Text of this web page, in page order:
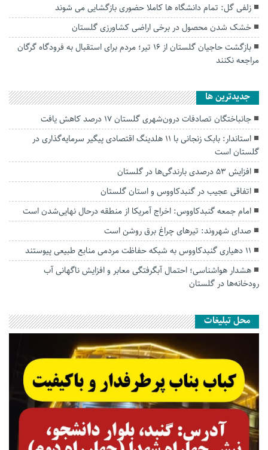
زلفی گل: تمام دانشگاه ها کاملا حضوری بازگشایی می شوند
خشک شدن محصول در برخی اراضی کشاورزی گلستان
بازگشت حاجیان گلستان از ۱۶ تیر؛ مردم برای استقبال به فرودگاه گرگان
مراجعه نکنند
جديدترين ها
جانباختگان تصادفات درون‌شهری گلستان ۱۷ درصد کاهش یافت
استاندار: بابک زنجانی با ۱۱ هلدینگ اقتصادی پیگیر سرمایه‌گذاری در
گلستان است
افزایش ۵۳ درصدی بارندگی‌ها در گلستان
اتفاقی عجیب در‌ گنبدکاووس و استان گلستان
امام جمعه گنبدکاووس: اخراج آمریکا از منطقه درحال نهایی‌شدن است
صدای شهروند: تیرهای چراغ برق روشن است
۱۱ دهیاری گنبدکاووس به شبکه حفاظت مردمی منابع طبیعی پیوستند
هشدار هواشناسی؛ احتمال آبگرفتگی معابر و افزایش ناگهانی آب
رودخانه‌ها در گلستان
محل تبلیغات